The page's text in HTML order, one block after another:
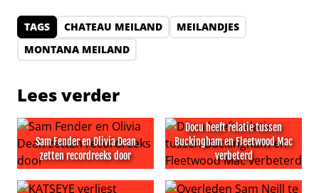
TAGS CHATEAU MEILAND
MEILANDJES
MONTANA MEILAND
Lees verder
Sam Fender en Olivia Dean
zetten recordreeks door
Sam Fender en Olivia Dean zetten recordreeks door
Docu heeft relatie tussen
Buckingham en Fleetwood Mac
verbeterd
Docu heeft relatie tussen